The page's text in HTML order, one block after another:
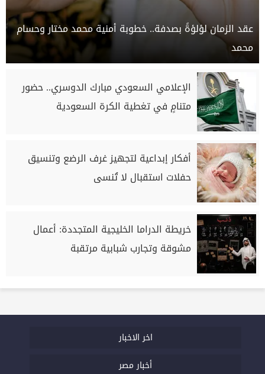
عقد الزمان لؤلؤةً بصدفة.. خطوبة أمنية محمد مختار وحسام
محمد
الإعلامي السعودي مبارك الدوسري.. حضور
متنامٍ في تغطية الكرة السعودية
أفكار إبداعية لتجهيز غرف الرضع وتنسيق
حفلات استقبال لا تُنسى
خريطة الدراما الخليجية المتجددة: أعمال
مشوقة وتجارب شبابية مرتقبة
اخر الاخبار
أخبار مصر